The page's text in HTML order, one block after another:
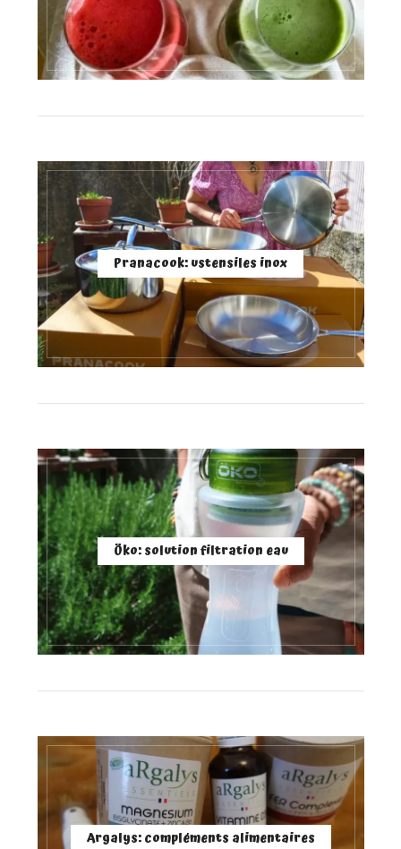
Pranacook: ustensiles inox
Öko: solution filtration eau
Argalys: compléments alimentaires